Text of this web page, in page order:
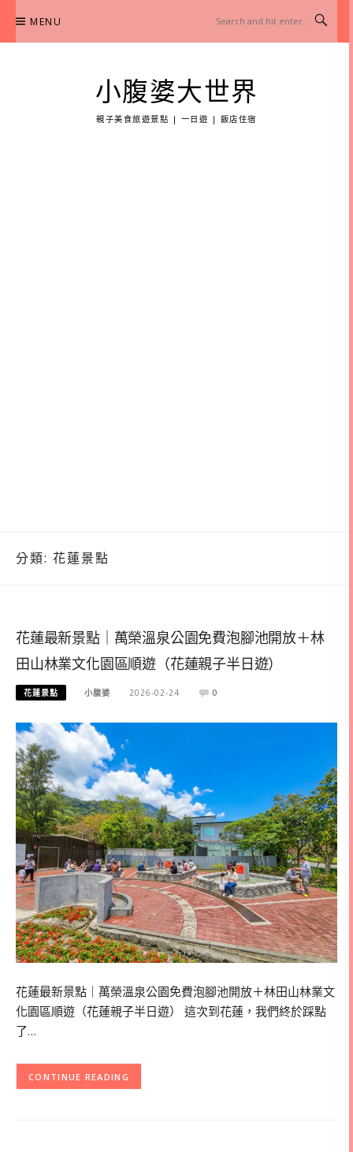
content
MENU
小腹婆大世界
親子美食旅遊景點 | 一日遊 | 飯店住宿
分類: 花蓮景點
花蓮最新景點｜萬榮溫泉公園免費泡腳池開放＋林
田山林業文化園區順遊（花蓮親子半日遊）
花蓮景點 小腹婆 2026-02-24 0
花蓮最新景點｜萬榮溫泉公園免費泡腳池開放＋林田山林業文
化園區順遊（花蓮親子半日遊） 這次到花蓮，我們終於踩點
了…
CONTINUE READING